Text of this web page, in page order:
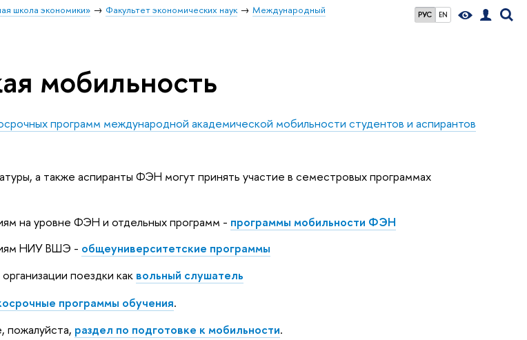
РУС EN
школа экономики» Факультет экономических наук
Международный
мобильность
программ международной академической мобильности студентов и аспирантов
а также аспиранты ФЭН могут принять участие в семестровых программах
на уровне ФЭН и отдельных программ - программы мобильности ФЭН
НИУ ВШЭ - общеуниверситетские программы
поездки как вольный слушатель
программы обучения.
пожалуйста, раздел по подготовке к мобильности.